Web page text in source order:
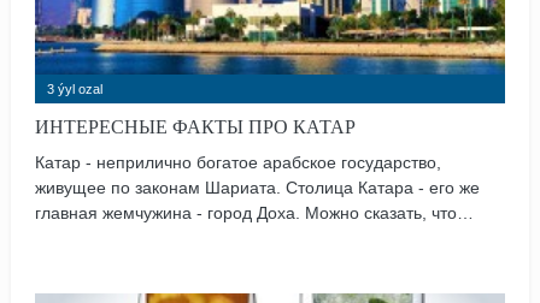
3 ýyl ozal
ИНТЕРЕСНЫЕ ФАКТЫ ПРО КАТАР
Катар - неприлично богатое арабское государство,
живущее по законам Шариата. Столица Катара - его же
главная жемчужина - город Доха. Можно сказать, что